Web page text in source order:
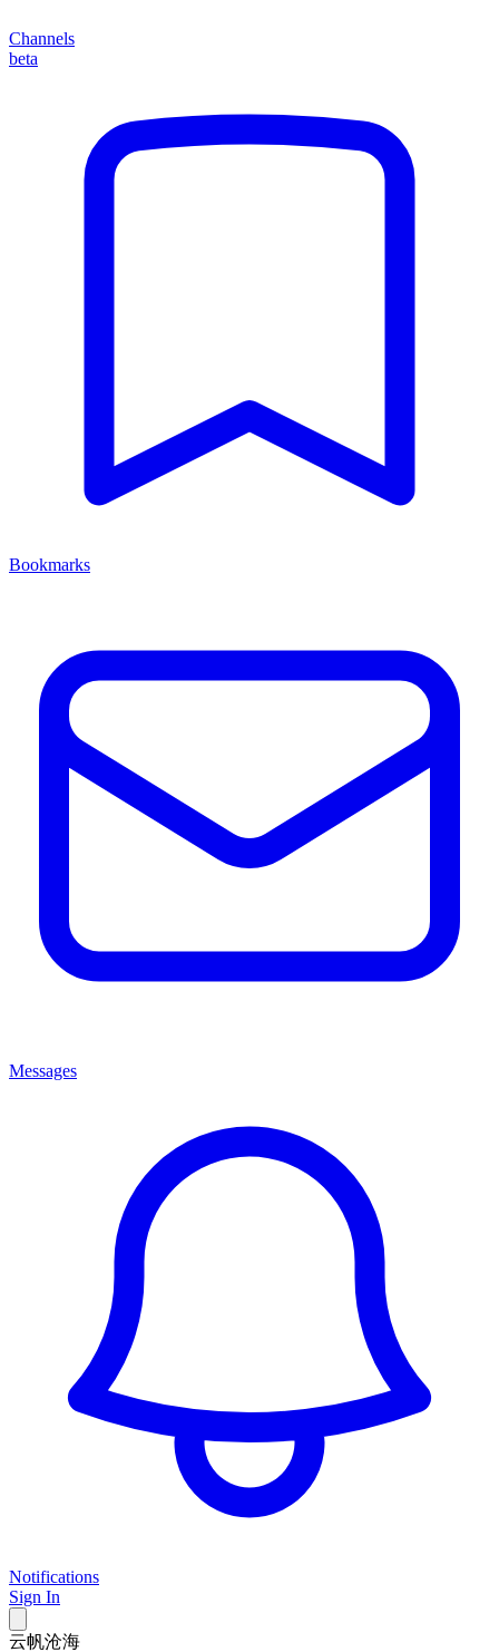
Channels
beta
Bookmarks
Messages
Notifications
Sign In
云帆沧海